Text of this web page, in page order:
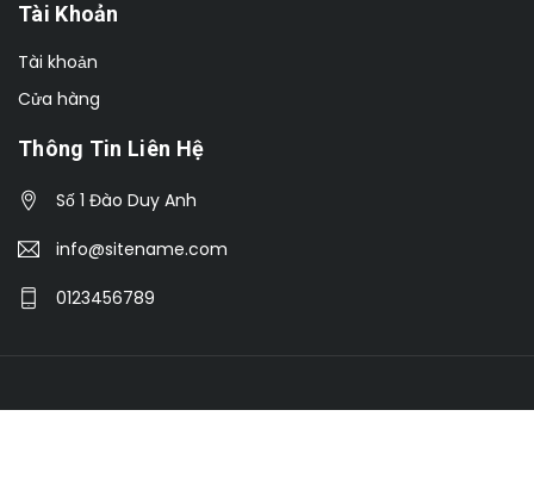
Tài Khoản
Tài khoản
Cửa hàng
Thông Tin Liên Hệ
Số 1 Đào Duy Anh
info@sitename.com
0123456789